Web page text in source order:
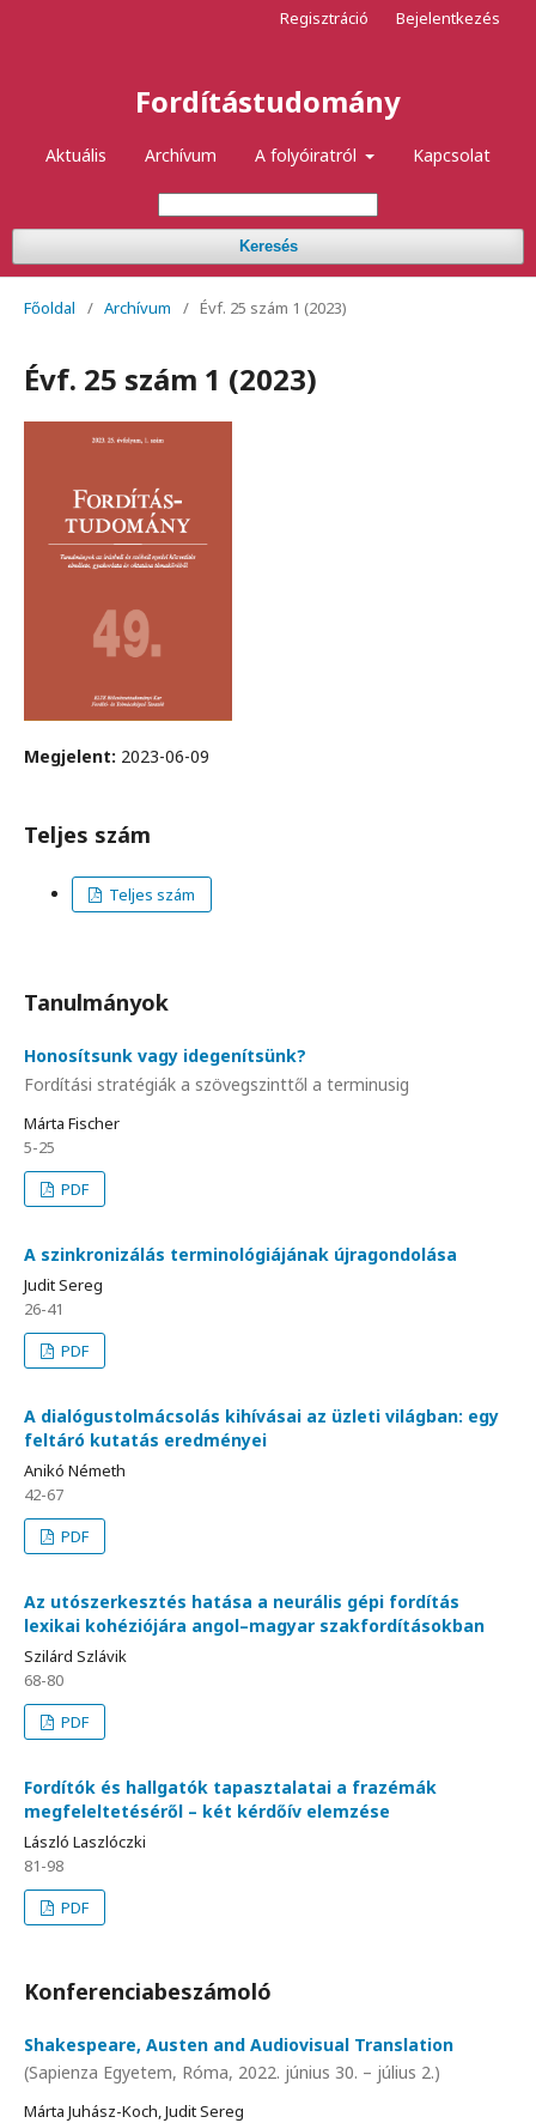
Fordítástudomány
Aktuális Archívum A folyóiratról Kapcsolat
Keresés
Regisztráció Bejelentkezés
Főoldal / Archívum / Évf. 25 szám 1 (2023)
Évf. 25 szám 1 (2023)
Megjelent: 2023-06-09
Teljes szám
Teljes szám
Tanulmányok
Honosítsunk vagy idegenítsünk?
Fordítási stratégiák a szövegszinttől a terminusig
Márta Fischer
5-25
PDF
A szinkronizálás terminológiájának újragondolása
Judit Sereg
26-41
PDF
A dialógustolmácsolás kihívásai az üzleti világban: egy
feltáró kutatás eredményei
Anikó Németh
42-67
PDF
Az utószerkesztés hatása a neurális gépi fordítás
lexikai kohéziójára angol–magyar szakfordításokban
Szilárd Szlávik
68-80
PDF
Fordítók és hallgatók tapasztalatai a frazémák
megfeleltetéséről – két kérdőív elemzése
László Laszlóczki
81-98
PDF
Konferenciabeszámoló
Shakespeare, Austen and Audiovisual Translation
(Sapienza Egyetem, Róma, 2022. június 30. – július 2.)
Márta Juhász-Koch, Judit Sereg